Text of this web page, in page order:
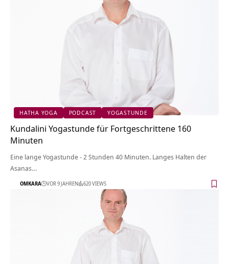
HATHA YOGA PODCAST YOGASTUNDE
Kundalini Yogastunde für Fortgeschrittene 160
Minuten
Eine lange Yogastunde - 2 Stunden 40 Minuten. Langes Halten der
Asanas…
OMKARA VOR 9 JAHREN 620 VIEWS